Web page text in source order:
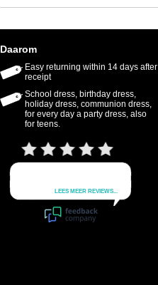
Daarom
Easy returning within 14 days after
receipt
School dress, birthday dress,
holiday dress, communion dress,
for every day a party dress, also
for teens.